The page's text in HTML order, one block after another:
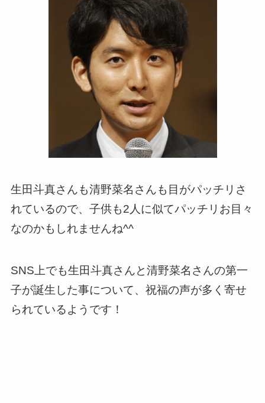
生田斗真さんも清野菜名さんも目がパッチリさ
れているので、子供も2人に似てパッチリお目々
なのかもしれませんね^^
SNS上でも生田斗真さんと清野菜名さんの第一
子が誕生した事について、祝福の声が多く寄せ
られているようです！